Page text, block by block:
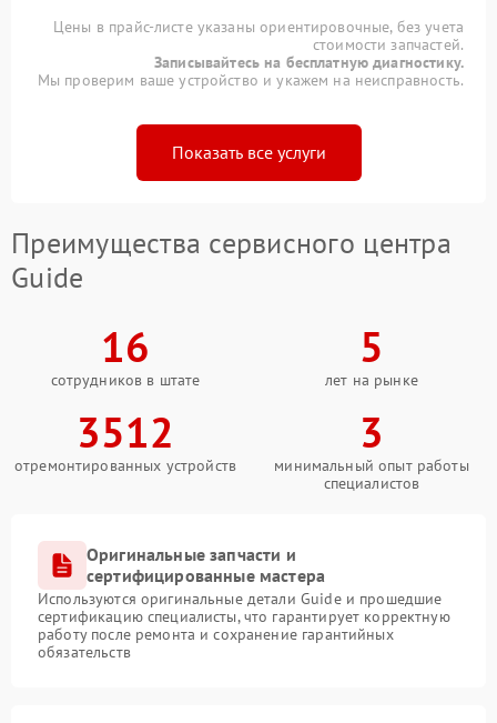
Цены в прайс-листе указаны ориентировочные, без учета
стоимости запчастей.
Записывайтесь на бесплатную диагностику.
Мы проверим ваше устройство и укажем на неисправность.
Показать все услуги
Преимущества сервисного центра
Guide
16
сотрудников в штате
5
лет на рынке
3512
отремонтированных устройств
3
минимальный опыт работы
специалистов
Оригинальные запчасти и
сертифицированные мастера
Используются оригинальные детали Guide и прошедшие
сертификацию специалисты, что гарантирует корректную
работу после ремонта и сохранение гарантийных
обязательств